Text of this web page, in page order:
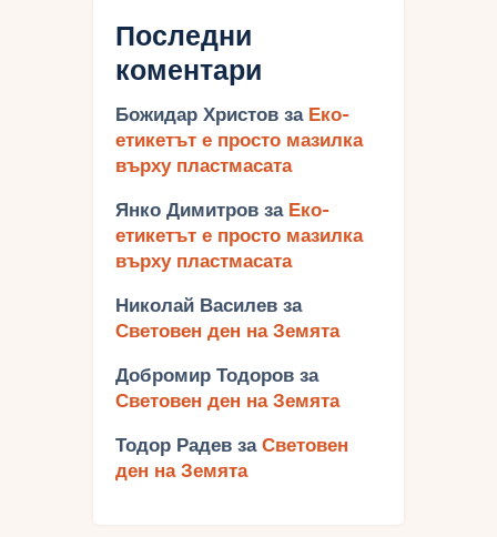
Последни
коментари
Божидар Христов за Еко-
етикетът е просто мазилка
върху пластмасата
Янко Димитров за Еко-
етикетът е просто мазилка
върху пластмасата
Николай Василев за
Световен ден на Земята
Добромир Тодоров за
Световен ден на Земята
Тодор Радев за Световен
ден на Земята